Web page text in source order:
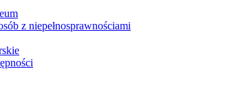
z niepełnosprawnościami